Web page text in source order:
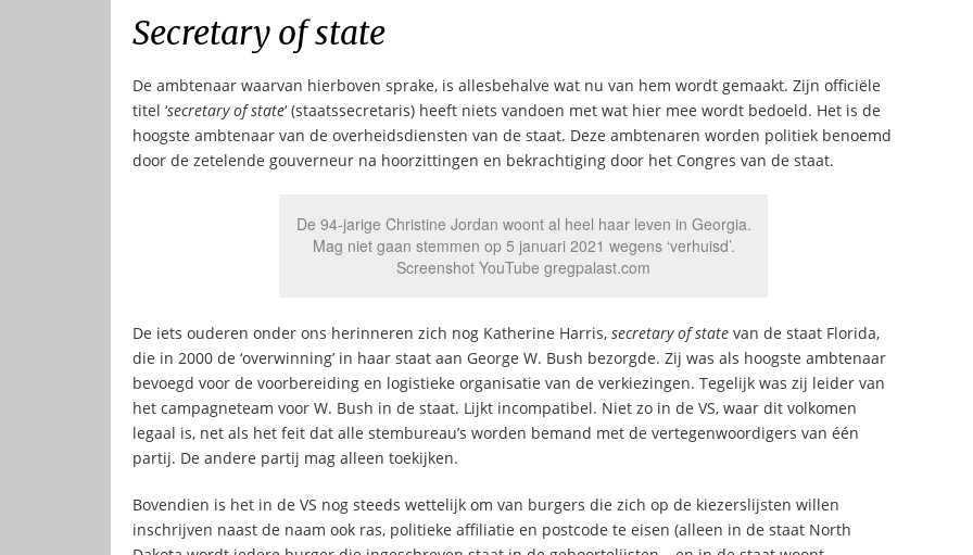
Secretary of state
De ambtenaar waarvan hierboven sprake, is allesbehalve wat nu van hem wordt gemaakt. Zijn officiële
titel ‘secretary of state‘ (staatssecretaris) heeft niets vandoen met wat hier mee wordt bedoeld. Het is de
hoogste ambtenaar van de overheidsdiensten van de staat. Deze ambtenaren worden politiek benoemd
door de zetelende gouverneur na hoorzittingen en bekrachtiging door het Congres van de staat.
De 94-jarige Christine Jordan woont al heel haar leven in Georgia.
Mag niet gaan stemmen op 5 januari 2021 wegens ‘verhuisd’.
Screenshot YouTube gregpalast.com
De iets ouderen onder ons herinneren zich nog Katherine Harris, secretary of state van de staat Florida,
die in 2000 de ‘overwinning’ in haar staat aan George W. Bush bezorgde. Zij was als hoogste ambtenaar
bevoegd voor de voorbereiding en logistieke organisatie van de verkiezingen. Tegelijk was zij leider van
het campagneteam voor W. Bush in de staat. Lijkt incompatibel. Niet zo in de VS, waar dit volkomen
legaal is, net als het feit dat alle stembureau’s worden bemand met de vertegenwoordigers van één
partij. De andere partij mag alleen toekijken.
Bovendien is het in de VS nog steeds wettelijk om van burgers die zich op de kiezerslijsten willen
inschrijven naast de naam ook ras, politieke affiliatie en postcode te eisen (alleen in de staat North